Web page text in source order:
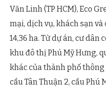
Văn Linh (TP HCM), Eco
mại, dịch vụ, khách sạn
14,36 ha. Từ dự án, cư
khu đô thị Phú Mỹ Hưng,
khác của thành phố
cầu Tân Thuận 2, cầu Phú